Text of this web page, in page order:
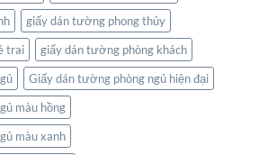
giấy dán tường phong thủy
trai
giấy dán tường phòng khách
Giấy dán tường phòng ngủ hiện đại
màu hồng
màu xanh